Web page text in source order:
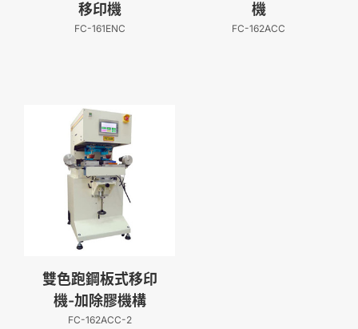
移印機
FC-161ENC
機
FC-162ACC
雙色跑鋼板式移印
機-加除膠機構
FC-162ACC-2